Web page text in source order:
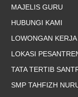
MAJELIS GURU
HUBUNGI KAMI
LOWONGAN KERJA
LOKASI
TATA TERTIB
SMP TAHFIZH